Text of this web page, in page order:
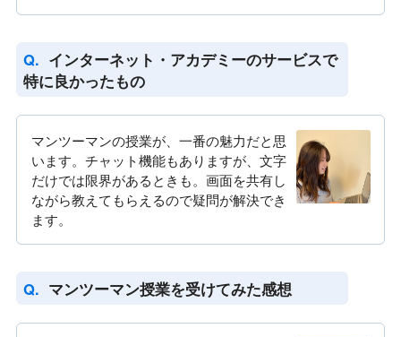
インターネット・アカデミーのサービスで
特に良かったもの
マンツーマンの授業が、一番の魅力だと思
います。チャット機能もありますが、文字
だけでは限界があるときも。画面を共有し
ながら教えてもらえるので疑問が解決でき
ます。
マンツーマン授業を受けてみた感想